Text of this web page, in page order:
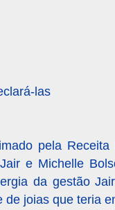
las
pela
e Michelle
da gestão
joias que teria